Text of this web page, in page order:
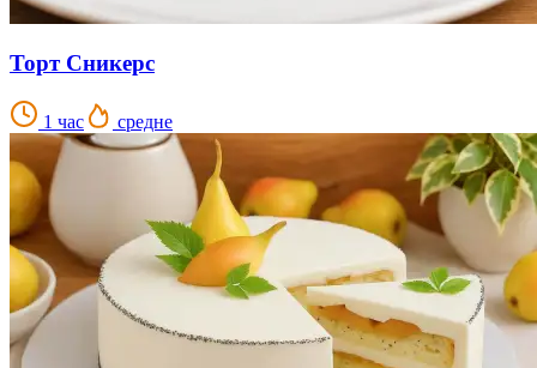
Торт Сникерс
1 час средне